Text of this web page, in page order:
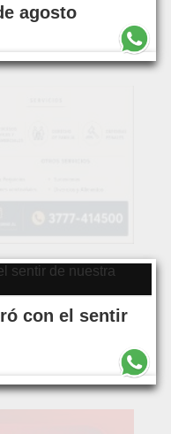
agosto
con el sentir